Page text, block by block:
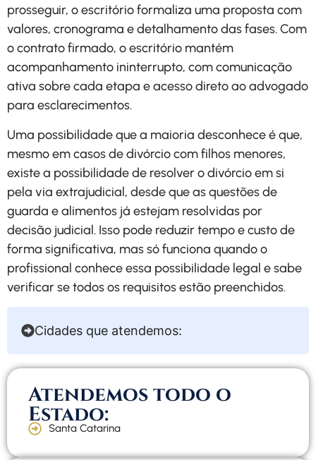
prosseguir, o escritório formaliza uma proposta com
valores, cronograma e detalhamento das fases. Com
o contrato firmado, o escritório mantém
acompanhamento ininterrupto, com comunicação
ativa sobre cada etapa e acesso direto ao advogado
para esclarecimentos.
Uma possibilidade que a maioria desconhece é que,
mesmo em casos de divórcio com filhos menores,
existe a possibilidade de resolver o divórcio em si
pela via extrajudicial, desde que as questões de
guarda e alimentos já estejam resolvidas por
decisão judicial. Isso pode reduzir tempo e custo de
forma significativa, mas só funciona quando o
profissional conhece essa possibilidade legal e sabe
verificar se todos os requisitos estão preenchidos.
Cidades que atendemos:
Atendemos todo o
Estado:
Santa Catarina